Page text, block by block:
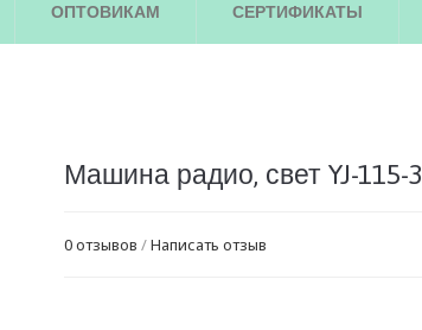
ОПТОВИКАМ СЕРТИФИКАТЫ
Машина радио, свет YJ-115-3
0 отзывов /Написать отзыв